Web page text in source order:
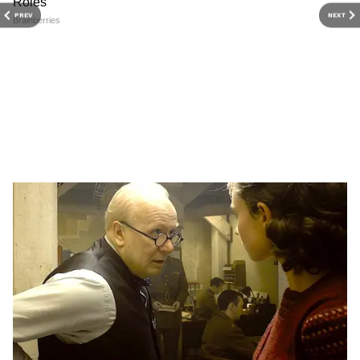
PREV NEXT
गोवा की तरक्की का राज क्या है?
गोवा को खास बनाते हैं। टूरिज्म से होटल बिजनेस चलता
है, टैक्सी और ट्रैवल वालों की कमाई होती है, रेस्टोरेंट और
कैफे कमाते हैं और लोकल मार्केट में पैसा घूमता है यानी
पूरा राज्य टूरिज्म से कमाई करता है।
2. छोटा राज्य, कम आबादी